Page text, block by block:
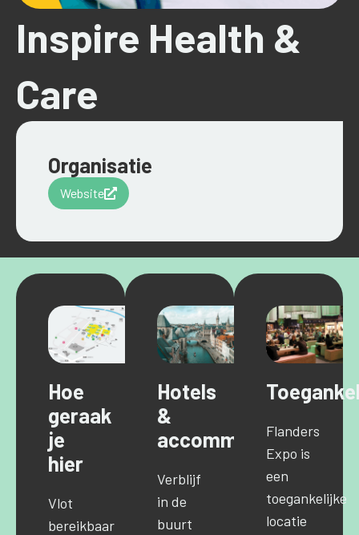
Inspire Health &
Care
Organisatie
Website
Hoe
geraak
je
hier
Vlot
bereikbaar
Hotels
&
accommodaties
Verblijf
in de
buurt
Flanders
Expo is
een
toegankelijke
locatie